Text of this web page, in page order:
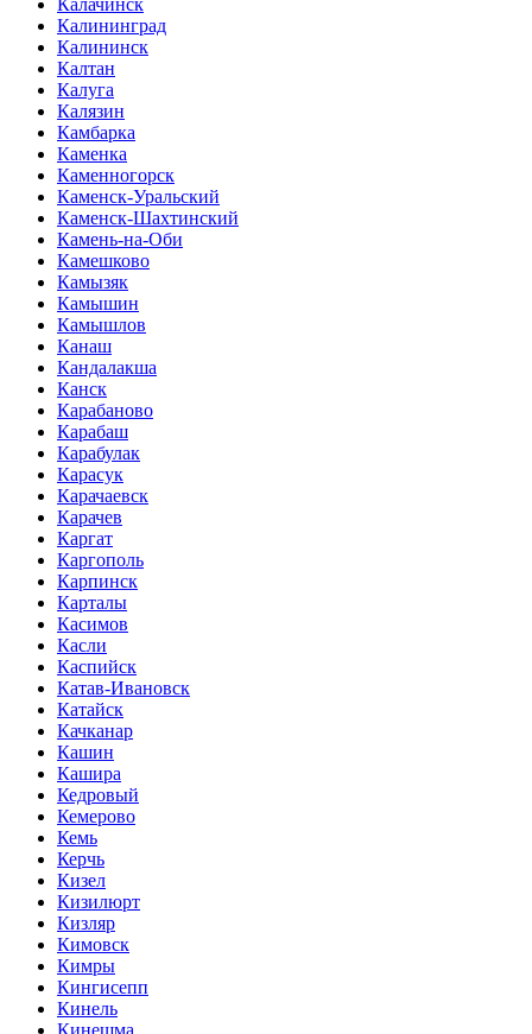
Калачинск
Калининград
Калининск
Калтан
Калуга
Калязин
Камбарка
Каменка
Каменногорск
Каменск-Уральский
Каменск-Шахтинский
Камень-на-Оби
Камешково
Камызяк
Камышин
Камышлов
Канаш
Кандалакша
Канск
Карабаново
Карабаш
Карабулак
Карасук
Карачаевск
Карачев
Каргат
Каргополь
Карпинск
Карталы
Касимов
Касли
Каспийск
Катав-Ивановск
Катайск
Качканар
Кашин
Кашира
Кедровый
Кемерово
Кемь
Керчь
Кизел
Кизилюрт
Кизляр
Кимовск
Кимры
Кингисепп
Кинель
Кинешма